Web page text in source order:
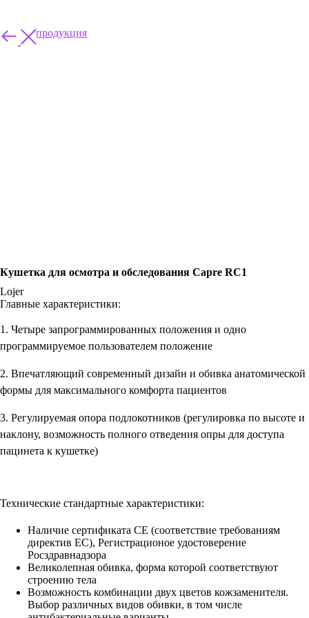
Другая продукция
Кушетка для осмотра и обследования Capre RC1
Lojer
Главные характеристики:
1. Четыре запрограммированных положения и одно
программируемое пользователем положение
2. Впечатляющий современный дизайн и обивка анатомической
формы для максимального комфорта пациентов
3. Регулируемая опора подлокотников (регулировка по высоте и
наклону, возможность полного отведения опры для доступа
пацинета к кушетке)
Технические стандартные характеристики:
Наличие сертификата CE (соответствие требованиям
директив ЕС), Регистрационое удостоверение
Росздравнадзора
Великолепная обивка, форма которой соответствуют
строению тела
Возможность комбинации двух цветов кожзаменителя.
Выбор различных видов обивки, в том числе